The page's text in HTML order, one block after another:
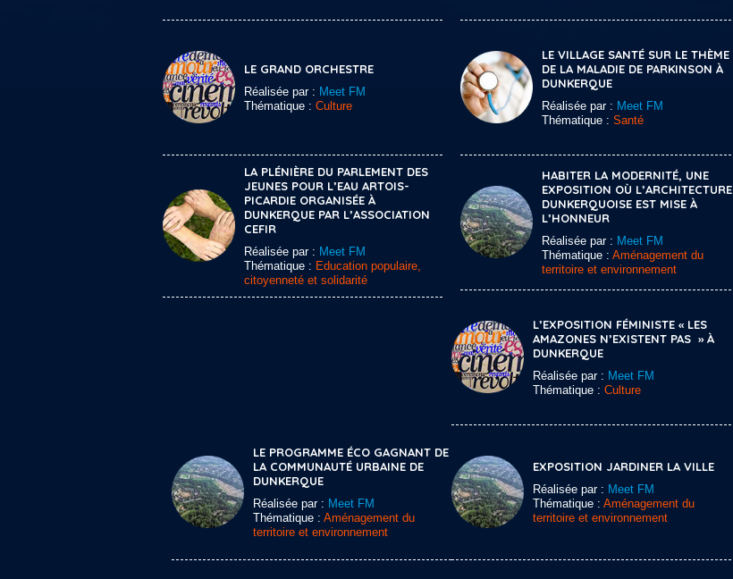
LE GRAND ORCHESTRE
Réalisée par : Meet FM
Thématique : Culture
LE VILLAGE SANTÉ SUR LE THÈME
DE LA MALADIE DE PARKINSON À
DUNKERQUE
Réalisée par : Meet FM
Thématique : Santé
LA PLÉNIÈRE DU PARLEMENT DES
JEUNES POUR L’EAU ARTOIS-
PICARDIE ORGANISÉE À
DUNKERQUE PAR L’ASSOCIATION
CEFIR
Réalisée par : Meet FM
Thématique : Education populaire,
citoyenneté et solidarité
HABITER LA MODERNITÉ, UNE
EXPOSITION OÙ L’ARCHITECTURE
DUNKERQUOISE EST MISE À
L’HONNEUR
Réalisée par : Meet FM
Thématique : Aménagement du
territoire et environnement
L’EXPOSITION FÉMINISTE « LES
AMAZONES N’EXISTENT PAS » À
DUNKERQUE
Réalisée par : Meet FM
Thématique : Culture
LE PROGRAMME ÉCO GAGNANT DE
LA COMMUNAUTÉ URBAINE DE
DUNKERQUE
Réalisée par : Meet FM
Thématique : Aménagement du
territoire et environnement
EXPOSITION JARDINER LA VILLE
Réalisée par : Meet FM
Thématique : Aménagement du
territoire et environnement